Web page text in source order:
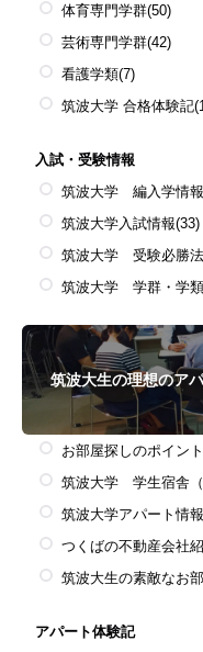
体育専門学群(50)
芸術専門学群(42)
看護学類(7)
筑波大学 合格体験記
入試・受験情報
筑波大学 編入学情報
筑波大学入試情報(33)
筑波大学 受験必勝法
筑波大学 学群・学
筑波大生の理想のア
お部屋探しのポイント
筑波大学 学生宿舎（
筑波大学アパート情報
つくばの不動産会社
筑波大生の素敵なお
アパート体験記